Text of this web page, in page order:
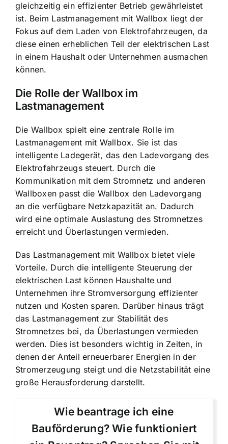
gleichzeitig ein effizienter Betrieb gewährleistet
ist. Beim Lastmanagement mit Wallbox liegt der
Fokus auf dem Laden von Elektrofahrzeugen, da
diese einen erheblichen Teil der elektrischen Last
in einem Haushalt oder Unternehmen ausmachen
können.
Die Rolle der Wallbox im
Lastmanagement
Die Wallbox spielt eine zentrale Rolle im
Lastmanagement mit Wallbox. Sie ist das
intelligente Ladegerät, das den Ladevorgang des
Elektrofahrzeugs steuert. Durch die
Kommunikation mit dem Stromnetz und anderen
Wallboxen passt die Wallbox den Ladevorgang
an die verfügbare Netzkapazität an. Dadurch
wird eineoptimale Auslastung des Stromnetzes
erreicht und Überlastungen vermieden.
Das Lastmanagement mit Wallbox bietet viele
Vorteile. Durch die intelligente Steuerung der
elektrischen Last können Haushalte und
Unternehmen ihre Stromversorgung effizienter
nutzen und Kosten sparen. Darüber hinaus trägt
das Lastmanagement zur Stabilität des
Stromnetzes bei, da Überlastungen vermieden
werden. Dies ist besonders wichtig in Zeiten, in
denen der Anteil erneuerbarer Energien in der
Stromerzeugung steigt und die Netzstabilität eine
große Herausforderung darstellt.
Wie beantrage ich eine
Bauförderung? Wie funktioniert